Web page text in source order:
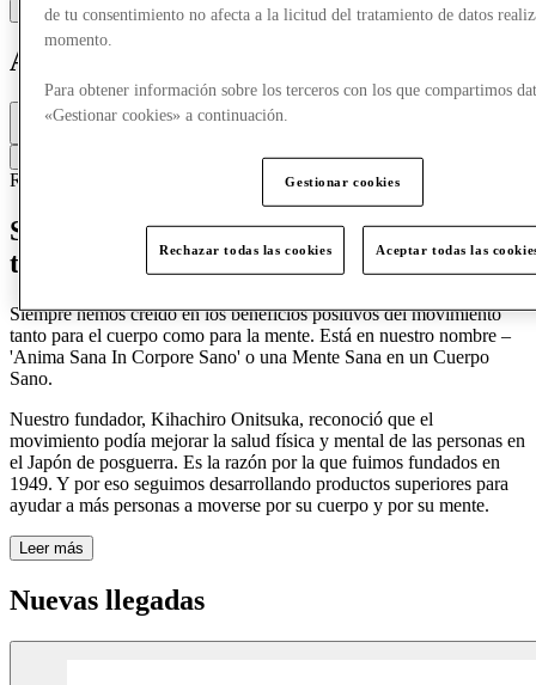
Asics
Cerrado
Ropa Ropa informalRopa deportiva
Somos ASICS. Y nuestras cinco letras
tienen significado.
Siemprehemoscreído en los beneficios positivos del movimiento
tanto para el cuerpo como para la mente. Está en nuestro nombre –
'Anima Sana In Corpore Sano' o una Mente Sana en un Cuerpo
Sano.
Nuestro fundador, Kihachiro Onitsuka, reconoció que el
movimiento podía mejorar la salud física y mental de las personas en
el Japón de posguerra. Es la razón por la que fuimos fundados en
1949. Y poreso seguimos desarrollando productos superiores para
ayudar a más personas a moverse por su cuerpo y por su mente.
Leer más
Nuevas llegadas
de tu consentimiento no afecta a la licitud del tratamiento de datos
momento.
Para obtener información sobre los terceros con los que compartimos
«Gestionar cookies» a continuación.
Gestionar cookies
Rechazar todas las cookies Aceptar todas las